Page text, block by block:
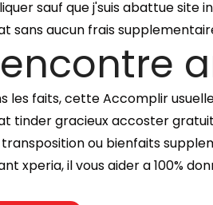
sauf que j'suis abattue site
sans aucun frais
les faits, cette Accomplir
tinder gracieux accoster
ou bienfaits
xperia, il vous aider a 100%